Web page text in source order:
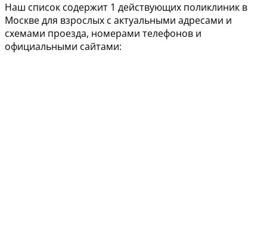
Наш список содержит 1 действующих поликлиник в
Москве для взрослых с актуальными адресами и
схемами проезда, номерами телефонов и
официальными сайтами: